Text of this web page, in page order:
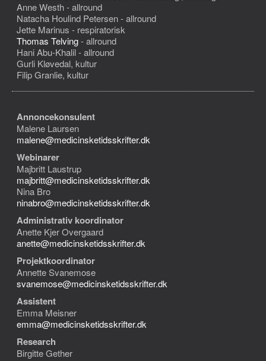
Anne Westh - allround
Natacha Houlind Petersen - allround
Jette Marinus - respiratorisk
Thomas Telving- allround
Hani Abu-Khalil - allround
Gurli Kløvedal, kultur
Filip Granlie, kultur
Annoncekonsulent
Malene Laursen
malene@medicinsketidsskrifter.dk
Webinarer
Majbritt Laustrup
majbritt@medicinsketidsskrifter.dk
Nina Bro
ninabro@medicinsketidsskrifter.dk
Administrativ koordinator
Anette Kjer Overgaard
anette@medicinsketidsskrifter.dk
Projektkoordinator
Annette Svanemose
svanemose@medicinsketidsskrifter.dk
Assistent
Emma Meisner
emma@medicinsketidsskrifter.dk
Research
Birgitte Gether